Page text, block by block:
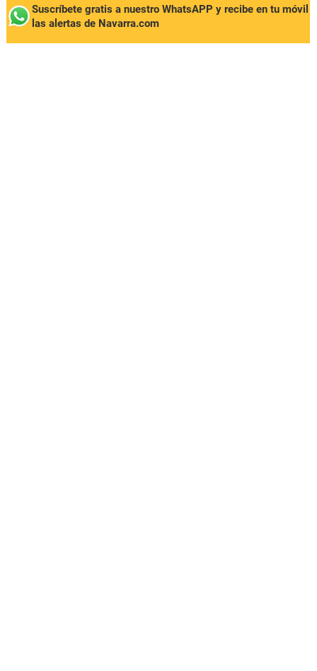
Suscríbete gratis a nuestro WhatsAPP y recibe en tu móvil
las alertas de Navarra.com